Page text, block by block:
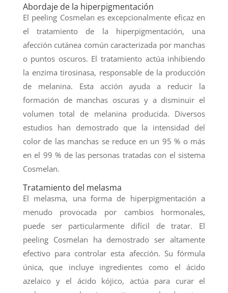
Abordaje de la hiperpigmentación
El peeling Cosmelan es excepcionalmente eficaz en
el tratamiento de la hiperpigmentación, una
afección cutánea común caracterizada por manchas
o puntos oscuros. El tratamiento actúa inhibiendo
la enzima tirosinasa, responsable de la producción
de melanina. Esta acción ayuda a reducir la
formación de manchas oscuras y a disminuir el
volumen total de melanina producida. Diversos
estudios han demostrado que la intensidad del
color de las manchas se reduce en un 95 % o más
en el 99 % de las personas tratadas con el sistema
Cosmelan.
Tratamiento del melasma
El melasma, una forma de hiperpigmentación a
menudo provocada por cambios hormonales,
puede ser particularmente difícil de tratar. El
peeling Cosmelan ha demostrado ser altamente
efectivo para controlar esta afección. Su fórmula
única, que incluye ingredientes como el ácido
azelaico y el ácido kójico, actúa para curar el